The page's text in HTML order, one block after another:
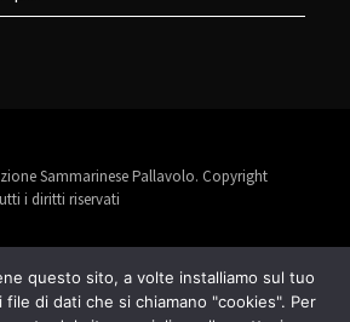
Sammarinese Pallavolo. Copyright
i diritti riservati
questo sito, a volte installiamo sul tuo
di dati che si chiamano "cookies". Per